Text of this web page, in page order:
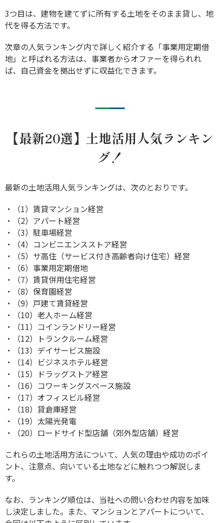
3つ目は、建物を建てずに所有する土地をそのまま貸し、地
代を得る方法です。
次章の人気ランキング内で詳しく紹介する「事業用定期借
地」と呼ばれる方法は、事業者からオファーを得られれ
ば、自己資金を拠出せずに収益化できます。
【最新20選】土地活用人気ランキン
グ！
最新の土地活用人気ランキングは、次のとおりです。
・（1）賃貸マンション経営
・（2）アパート経営
・（3）駐車場経営
・（4）コンビニエンスストア経営
・（5）サ高住（サービス付き高齢者向け住宅）経営
・（6）事業用定期借地
・（7）賃貸併用住宅経営
・（8）保育園経営
・（9）戸建て賃貸経営
・（10）老人ホーム経営
・（11）コインランドリー経営
・（12）トランクルーム経営
・（13）デイサービス施設
・（14）ビジネスホテル経営
・（15）ドラッグストア経営
・（16）コワーキングスペース施設
・（17）オフィスビル経営
・（18）貸倉庫経営
・（19）太陽光発電
・（20）ロードサイド型店舗（郊外型店舗）経営
これらの土地活用方法について、人気の理由や成功のポイ
ント、注意点、向いている土地などに触れつつ解説しま
す。
なお、ランキング順位は、当社への問い合わせ内容を加味
し決定しました。また、マンションとアパートについて、